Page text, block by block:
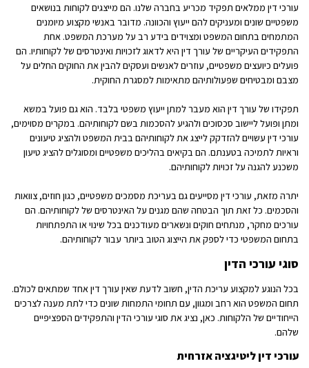
עורכי דין ממלאים תפקיד מכריע בחברה שלנו. הם מייצגים לקוחות בנושאים
משפטיים שונים ומעניקים להם ייעוץ והכוונה. מדובר באנשי מקצוע מיומנים
המתמחים בתחום המשפט ומצוידים בידע רב על מערכת המשפט. אחת
התפקידים העיקריים של עורך דין היא לדאוג לזכויות ואינטרסים של לקוחותיו. הם
פועלים כיועצים משפטיים, עוזרים לאנשים ועסקים להבין את החוקים החלים על
מצבם ומבטיחים שפעולותיהם מתאימות למסגרת החוקית.
תפקידו של עורך דין הוא מעבר למתן ייעוץ משפטי בלבד. הוא גם פועל במשא
ומתן ופועל ליישוב סכסוכים ולהגיע להסכמות בשם לקוחותיהם. במקרים מסוימים,
עורכי דין עשויים להזדקק לייצג את לקוחותיהם בבית המשפט ולהציג טיעונים
וראיות לתמיכה בטענתם. הם בקיאים בהליכים משפטיים ומסוגלים להציג טיעון
משכנע להגנה על זכויות לקוחותיהם.
יתרה מזאת, עורכי דין מסייעים גם בעריכת מסמכים משפטיים, כגון חוזים, צוואות
והסכמים. כל זאת תוך הבטחה שהם מגנים על האינטרסים של לקוחותיהם. הם
עורכים מחקר, מנתחים חוקים ונשארים מעודכנים בכל שינוי או התפתחויות
בתחום המשפטי כדי לספק את הייצוג הטוב ביותר עבור לקוחותיהם.
סוגי עורכי הדין
בכל הנוגע למקצוע עריכת הדין, חשוב לדעת שאין עורך דין אחד שמתאים לכולם.
תחום המשפט הוא רחב ומגוון, עם תחומי התמחות שונים כדי לתת מענה לצרכים
הייחודיים של הלקוחות. כאן, נציג את סוגי עורכי הדין והתפקידים הספציפיים
שלהם.
עורכי דין ליטיגציה אזרחית